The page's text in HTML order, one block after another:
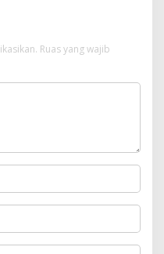
Ruas yang wajib